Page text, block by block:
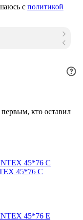
с политикой
кто оставил
45*76 С